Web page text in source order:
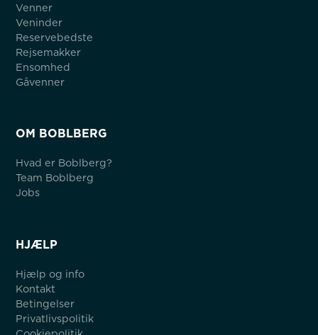
Venner
Veninder
Reservebedste
Rejsemakker
Ensomhed
Gåvenner
OM BOBLBERG
Hvad er Boblberg?
Team Boblberg
Jobs
HJÆLP
Hjælp og info
Kontakt
Betingelser
Privatlivspolitik